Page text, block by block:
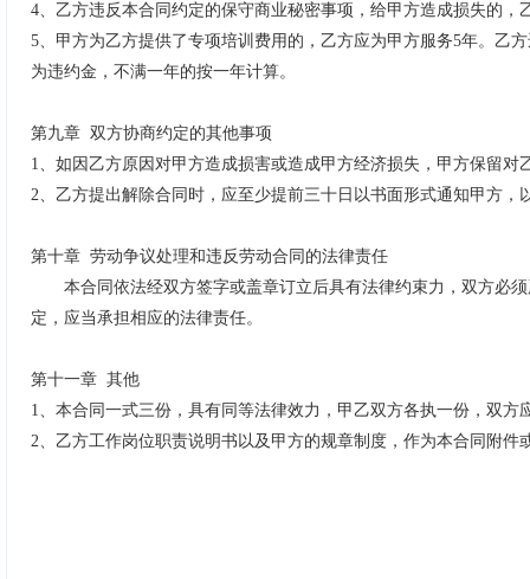
4、 乙方违反本合同约定的保守商业秘密事项，给甲方造成损失的，
5、 甲方为乙方提供了专项培训费用的，乙方应为甲方服务5年。乙
为违约金，不满一年的按一年计算。
第九章 双方协商约定的其他事项
1、 如因乙方原因对甲方造成损害或造成甲方经济损失，甲方保留对
2、 乙方提出解除合同时，应至少提前三十日以书面形式通知甲方，
第十章 劳动争议处理和违反劳动合同的法律责任
本合同依法经双方签字或盖章订立后具有法律约束力，双方必
定，应当承担相应的法律责任。
第十一章 其他
1、 本合同一式三份，具有同等法律效力，甲乙双方各执一份，双方
2、 乙方工作岗位职责说明书以及甲方的规章制度，作为本合同附